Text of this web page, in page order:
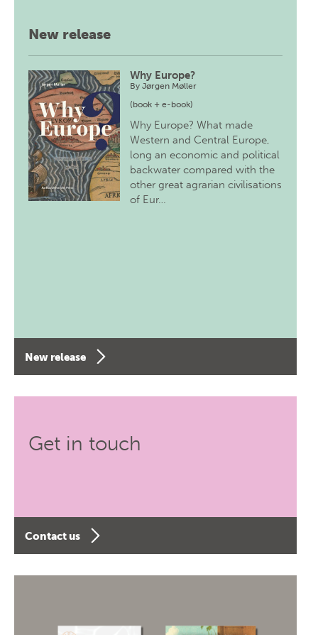
New release
Why Europe?
ByJørgen Møller
(book + e-book)
Why Europe? What made
Western and Central Europe,
long an economic and political
backwater compared with the
other great agrarian civilisations
of Eur…
New release
Get in touch
Contact us